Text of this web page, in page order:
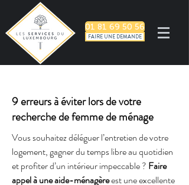
01 81 69 50 56
FAIRE UNE DEMANDE
9 erreurs à éviter lors de votre
recherche de femme de ménage
Vous souhaitez déléguer l’entretien de votre
logement, gagner du temps libre au quotidien
et profiter d’un intérieur impeccable ? Faire
appel à une aide-ménagère est une excellente